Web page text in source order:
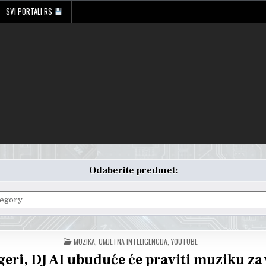
SVI PORTALI RS
Odaberite predmet:
POSTED
IN
MUZIKA ,UMJETNA INTELIGENCIJA ,YOUTUBE
DJ AI ubuduće će praviti muziku za